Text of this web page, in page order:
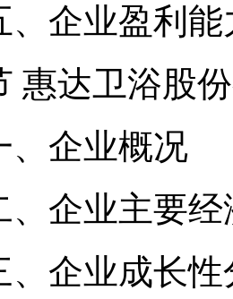
盈利能力
达卫浴股份
业概况
主要经济
成长性